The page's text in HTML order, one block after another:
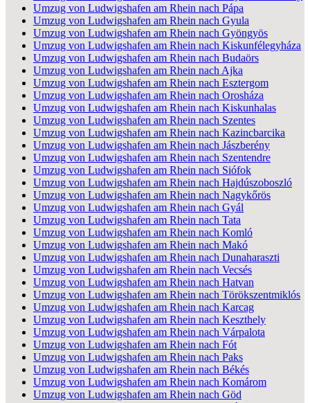
Umzug von Ludwigshafen am Rhein nach Pápa
Umzug von Ludwigshafen am Rhein nach Gyula
Umzug von Ludwigshafen am Rhein nach Gyöngyös
Umzug von Ludwigshafen am Rhein nach Kiskunfélegyháza
Umzug von Ludwigshafen am Rhein nach Budaörs
Umzug von Ludwigshafen am Rhein nach Ajka
Umzug von Ludwigshafen am Rhein nach Esztergom
Umzug von Ludwigshafen am Rhein nach Orosháza
Umzug von Ludwigshafen am Rhein nach Kiskunhalas
Umzug von Ludwigshafen am Rhein nach Szentes
Umzug von Ludwigshafen am Rhein nach Kazincbarcika
Umzug von Ludwigshafen am Rhein nach Jászberény
Umzug von Ludwigshafen am Rhein nach Szentendre
Umzug von Ludwigshafen am Rhein nach Siófok
Umzug von Ludwigshafen am Rhein nach Hajdúszoboszló
Umzug von Ludwigshafen am Rhein nach Nagykőrös
Umzug von Ludwigshafen am Rhein nach Gyál
Umzug von Ludwigshafen am Rhein nach Tata
Umzug von Ludwigshafen am Rhein nach Komló
Umzug von Ludwigshafen am Rhein nach Makó
Umzug von Ludwigshafen am Rhein nach Dunaharaszti
Umzug von Ludwigshafen am Rhein nach Vecsés
Umzug von Ludwigshafen am Rhein nach Hatvan
Umzug von Ludwigshafen am Rhein nach Törökszentmiklós
Umzug von Ludwigshafen am Rhein nach Karcag
Umzug von Ludwigshafen am Rhein nach Keszthely
Umzug von Ludwigshafen am Rhein nach Várpalota
Umzug von Ludwigshafen am Rhein nach Fót
Umzug von Ludwigshafen am Rhein nach Paks
Umzug von Ludwigshafen am Rhein nach Békés
Umzug von Ludwigshafen am Rhein nach Komárom
Umzug von Ludwigshafen am Rhein nach Göd